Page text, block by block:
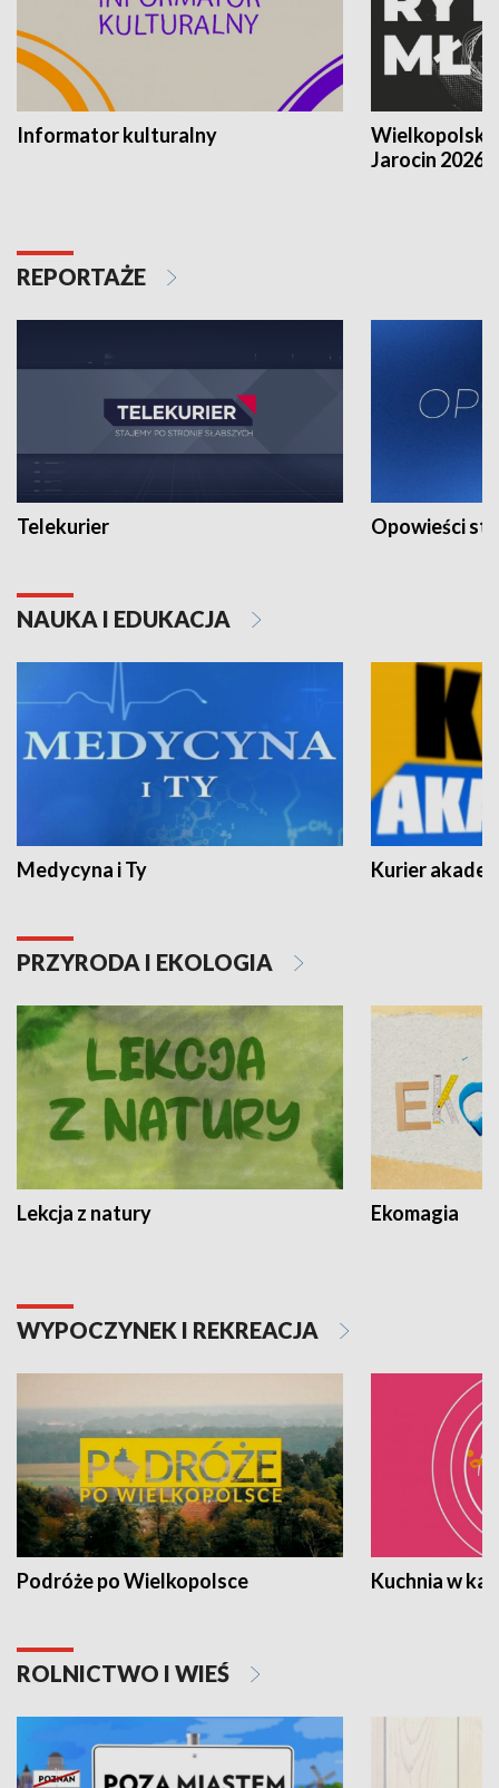
Informator kulturalny
Jarocin 2026
REPORTAŻE
Telekurier Opowieści
NAUKA I EDUKACJA
Medycyna i Ty Kurier
PRZYRODA I EKOLOGIA
Lekcja z natury Ekomagia
WYPOCZYNEK I REKREACJA
Podróże po Wielkopolsce Kuchnia w
ROLNICTWO I WIEŚ